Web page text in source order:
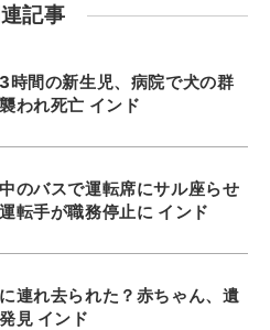
記事
時間の新生児、病院で犬の群
われ死亡 インド
のバスで運転席にサル座らせ
転手が職務停止に インド
連れ去られた？赤ちゃん、遺
見 インド